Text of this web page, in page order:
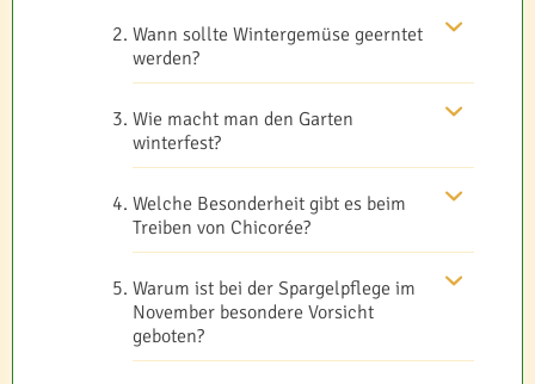
Wann sollte Wintergemüse geerntet
werden?
Wie macht man den Garten
winterfest?
Welche Besonderheit gibt es beim
Treiben von Chicorée?
Warum ist bei der Spargelpflege im
November besondere Vorsicht
geboten?